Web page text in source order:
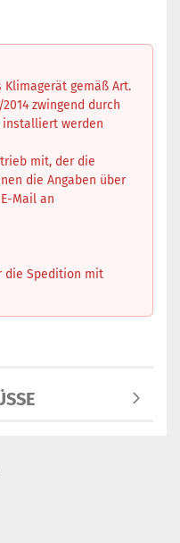
gemäß Art.
2014 zwingend durch
werden
mit, der die
die Angaben über
Mail an
die Spedition mit